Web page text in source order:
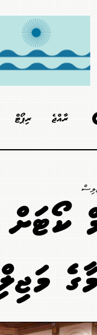
ރާއްޖެ ރިޕޯޓް